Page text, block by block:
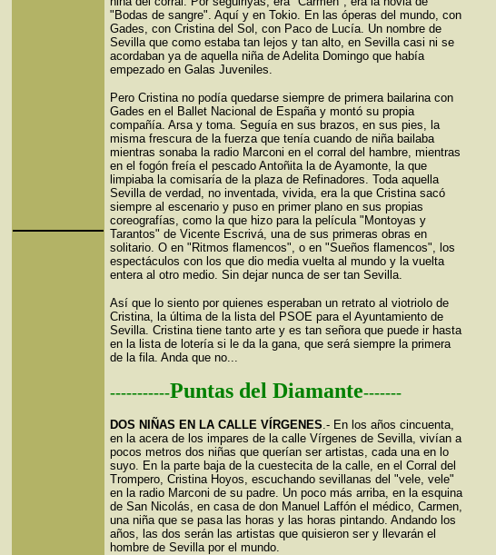
"Bodas de sangre". Aquí y en Tokio. En las óperas del mundo, con
Gades, con Cristina del Sol, con Paco de Lucía. Un nombre de
Sevilla que como estaba tan lejos y tan alto, en Sevilla casi ni se
acordaban ya de aquella niña de Adelita Domingo que había
empezado en Galas Juveniles.
Pero Cristina no podía quedarse siempre de primera bailarina con
Gades en el Ballet Nacional de España y montó su propia
compañía. Arsa y toma. Seguía en sus brazos, en sus pies, la
misma frescura de la fuerza que tenía cuando de niña bailaba
mientras sonaba la radio Marconi en el corral del hambre, mientras
en el fogón freía el pescado Antoñita la de Ayamonte, la que
limpiaba la comisaría de la plaza de Refinadores. Toda aquella
Sevilla de verdad, no inventada, vivida, era la que Cristina sacó
siempre al escenario y puso en primer plano en sus propias
coreografías, como la que hizo para la película "Montoyas y
Tarantos" de Vicente Escrivá, una de sus primeras obras en
solitario. O en "Ritmos flamencos", o en "Sueños flamencos", los
espectáculos con los que dio media vuelta al mundo y la vuelta
entera al otro medio. Sin dejar nunca de ser tan Sevilla.
Así que lo siento por quienes esperaban un retrato al viotriolo de
Cristina, la última de la lista del PSOE para el Ayuntamiento de
Sevilla. Cristina tiene tanto arte y es tan señora que puede ir hasta
en la lista de lotería si le da la gana, que será siempre la primera
de la fila. Anda que no...
-----------Puntas del Diamante-------
DOS NIÑAS EN LA CALLE VÍRGENES.- En los años cincuenta,
en la acera de los impares de la calle Vírgenes de Sevilla, vivían a
pocos metros dos niñas que querían ser artistas, cada una en lo
suyo. En la parte baja de la cuestecita de la calle, en el Corral del
Trompero, Cristina Hoyos, escuchando sevillanas del "vele, vele"
en la radio Marconi de su padre. Un poco más arriba, en la esquina
de San Nicolás, en casa de don Manuel Laffón el médico, Carmen,
una niña que se pasa las horas y las horas pintando. Andando los
años, las dos serán las artistas que quisieron ser y llevarán el
hombre de Sevilla por el mundo.